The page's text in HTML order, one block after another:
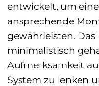
entwickelt, um
ansprechende
gewährleisten.
minimalistisch
Aufmerksamkeit
System zu lenken